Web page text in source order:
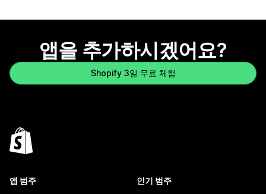
앱을 추가하시겠어요?
Shopify 3일 무료 체험
앱 범주 인기 범주